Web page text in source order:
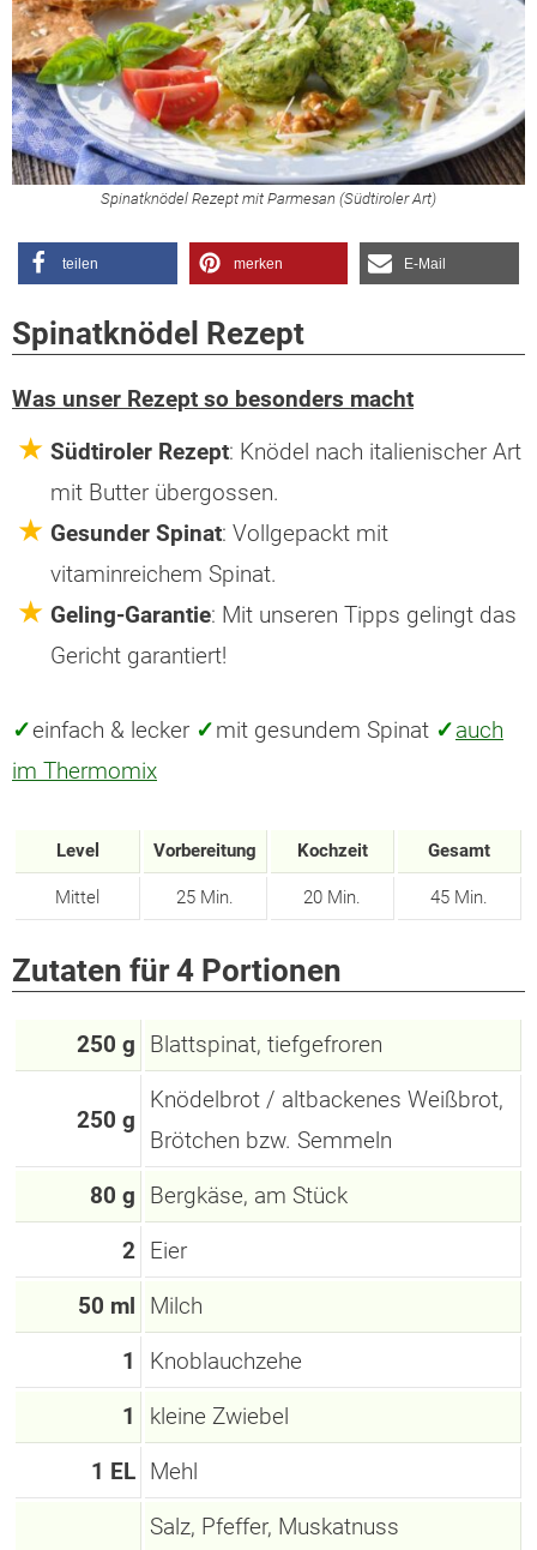
Spinatknödel Rezept mit Parmesan (Südtiroler Art)
teilen merken E-Mail
Spinatknödel Rezept
Was unser Rezept so besonders macht
Südtiroler Rezept: Knödel nach italienischer Art
mit Butter übergossen.
Gesunder Spinat: Vollgepackt mit
vitaminreichem Spinat.
Geling-Garantie: Mit unseren Tipps gelingt das
Gericht garantiert!
✓einfach & lecker ✓mit gesundem Spinat ✓auch
im Thermomix
Level Vorbereitung Kochzeit Gesamt
Mittel 25 Min. 20 Min. 45 Min.
Zutaten für 4 Portionen
250 g Blattspinat, tiefgefroren
250 g
Knödelbrot / altbackenes Weißbrot,
Brötchen bzw. Semmeln
80 g
Bergkäse, am Stück
2 Eier
50 ml
Milch
1
Knoblauchzehe
1
kleine Zwiebel
1 EL Mehl
Salz, Pfeffer, Muskatnuss